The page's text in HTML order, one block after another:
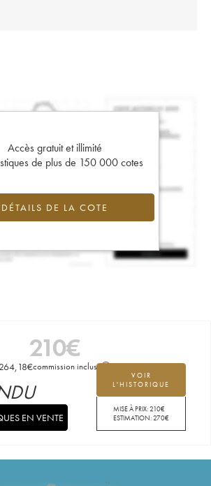
Accès gratuit et illimité
de plus de 150 000 cotes
DÉTAILS DE LA COTE
210€
264,18€commission incluse
VOIR
L'HISTORIQUE
MISE À PRIX:210€
ESTIMATION:270€
EN VENTE